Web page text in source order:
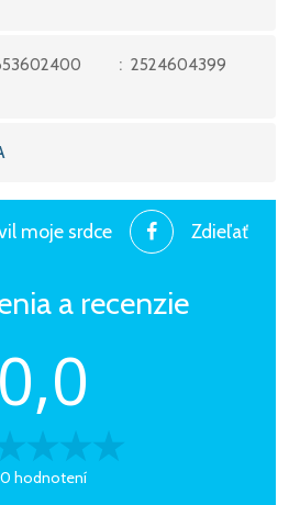
trasami
: 2524604399
moje srdce Zdieľať
a recenzie
0,0
0 hodnotení